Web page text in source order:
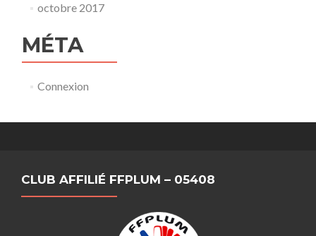
octobre 2017
MÉTA
Connexion
CLUB AFFILIÉ FFPLUM – 05408